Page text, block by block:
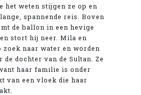
het weten stijgen ze op en
spannende reis. Boven
de ballon in een hevige
stort hij neer. Mila en
zoek naar water en worden
de dochter van de Sultan. Ze
haar familie is onder
van een vloek die haar